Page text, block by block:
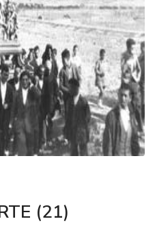
(21)